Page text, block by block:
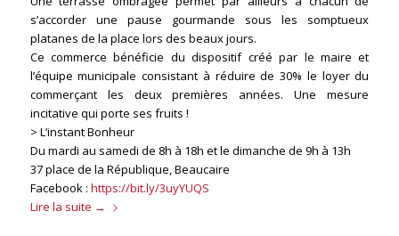
s’accorder une pause gourmande sous les somptueux
platanes de la place lors des beaux jours.
Ce commerce bénéficie du dispositif créé par le maire et
l’équipe municipale consistant à réduire de 30% le loyer du
commerçant les deux premières années. Une mesure
incitative qui porte ses fruits !
> L’instant Bonheur
Du mardi au samedi de 8h à 18h et le dimanche de 9h à 13h
37 place de la République, Beaucaire
Facebook : https://bit.ly/3uyYUQS
Lire la suite →